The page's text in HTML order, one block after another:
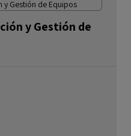
Gestión de Equipos
y Gestión de